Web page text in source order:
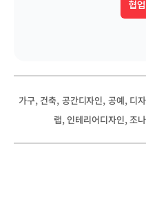
협
가구, 건축, 공간디자인, 공예, 디
랩, 인테리어디자인, 조